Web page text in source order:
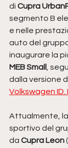
di Cupra
segmento B
e nelle
auto del
inaugurare la
MEB Small ,
dalla versione
Volkswagen ID.
Attualmente,
sportivo del
da Cupra Leon